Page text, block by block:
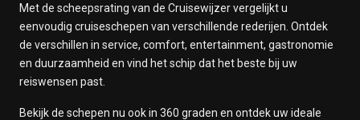
Met de scheepsrating van de Cruisewijzer vergelijkt u
eenvoudig cruiseschepen van verschillende rederijen. Ontdek
de verschillen in service, comfort, entertainment, gastronomie
en duurzaamheid en vind het schip dat het beste bij uw
reiswensen past.
Bekijk de schepen nu ook in 360 graden en ontdek uw ideale